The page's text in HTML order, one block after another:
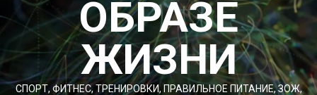
ОБРАЗЕ
ЖИЗНИ
СПОРТ, ФИТНЕС, ТРЕНИРОВКИ, ПРАВИЛЬНОЕ ПИТАНИЕ, ЗОЖ,